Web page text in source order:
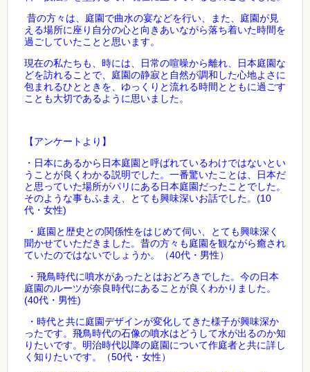
昔の方々は、庭園で曲水の宴などを行い、また、庭園が見
える場所に座り自分の心と向きあいながら落ち着いた時間を
過ごしていたことと思います。
現在の私たちも、時には、日常の喧噪から離れ、日本庭園な
どを訪れることで、庭園の静寂と自然が調和した心地よさに
包まれるひとときを、ゆっくりと流れる時間とともに過ごす
ことも大切であるように思いました。
【アンケートより】
・日本にあるから日本庭園と呼ばれているわけではないとい
うことが良くわかる説明でした。一番驚いたことは、日本だ
と思っていた場所がパリにある日本庭園だったことでした。
そのような事もふまえ、とても興味深いお話でした。 (10
代・女性)
・庭園と歴史との関係性をはじめて伺い、とても興味深く
聞かせていただきました。昔の方々も庭園を観ながら癒され
ていたのではないでしょうか。（40代・男性）
・飛鳥時代に噴水があったとはおどろきでした。今の日本
庭園のルーツが奈良時代にあることが良くわかりました。
(40代・男性)
・時代と共に庭園デザインが変化してきた様子が興味深か
ったです。飛鳥時代の石像の噴水はどうして水が出るのか知
りたいです。明治時代以降の庭園について作庭者と共に詳し
く知りたいです。（50代・女性）